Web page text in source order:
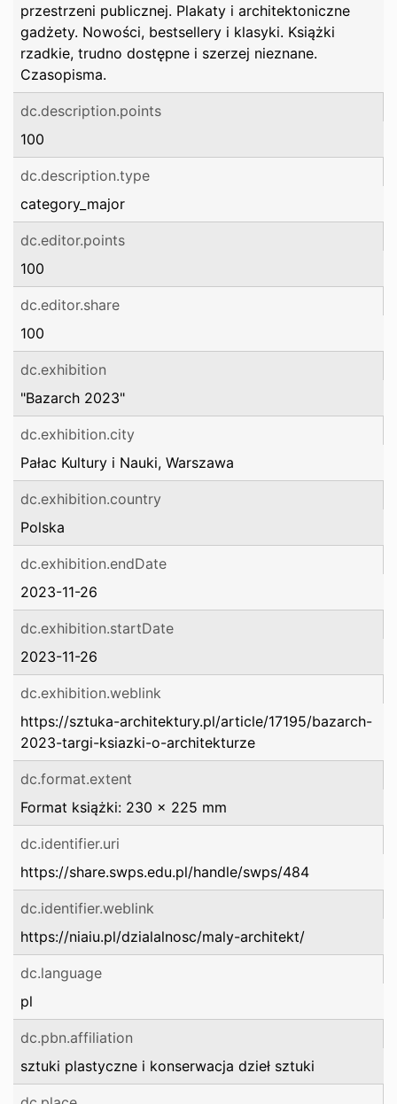
przestrzeni publicznej. Plakaty i architektoniczne
gadżety. Nowości, bestsellery i klasyki. Książki
rzadkie, trudno dostępne i szerzej nieznane.
Czasopisma.
dc.description.points
100
dc.description.type
category_major
dc.editor.points
100
dc.editor.share
100
dc.exhibition
"Bazarch 2023"
dc.exhibition.city
Pałac Kultury i Nauki, Warszawa
dc.exhibition.country
Polska
dc.exhibition.endDate
2023-11-26
dc.exhibition.startDate
2023-11-26
dc.exhibition.weblink
https://sztuka-architektury.pl/article/17195/bazarch-
2023-targi-ksiazki-o-architekturze
dc.format.extent
Format książki: 230 x 225 mm
dc.identifier.uri
https://share.swps.edu.pl/handle/swps/484
dc.identifier.weblink
https://niaiu.pl/dzialalnosc/maly-architekt/
dc.language
pl
dc.pbn.affiliation
sztuki plastyczne i konserwacja dzieł sztuki